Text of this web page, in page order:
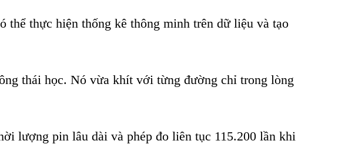
thể thực hiện thống kê thông minh trên dữ liệu và tạo
thái học. Nó vừa khít với từng đường chỉ trong lòng
lượng pin lâu dài và phép đo liên tục 115.200 lần khi